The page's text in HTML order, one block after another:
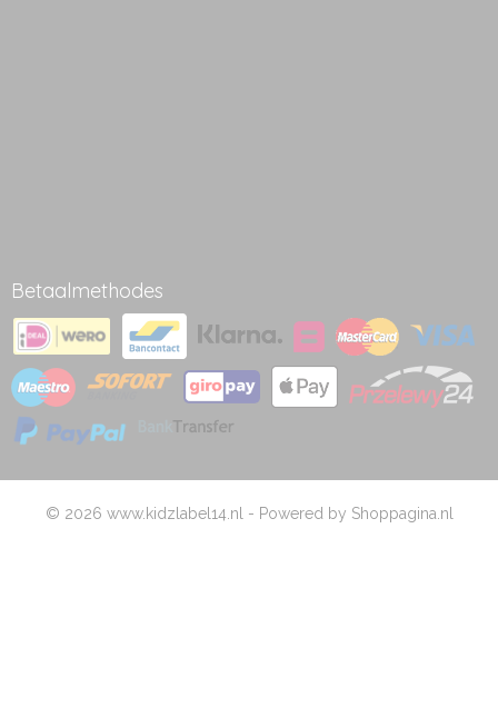
Betaalmethodes
© 2026 www.kidzlabel14.nl - Powered by Shoppagina.nl